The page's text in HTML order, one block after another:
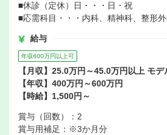
■休診（定休）日・・・日・祝
■応需科目・・・内科、精神科、整形
給与
年収600万円以上可
【月収】25.0万円～45.0万円以上 モデ
【年収】400万円～600万円
【時給】1,500円～
賞与（回数）：2
賞与用補足：※3か月分